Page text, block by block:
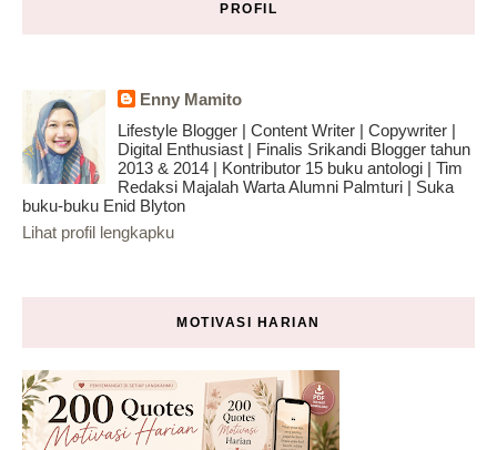
PROFIL
Enny Mamito
Lifestyle Blogger | Content Writer | Copywriter |
Digital Enthusiast | Finalis Srikandi Blogger tahun
2013 & 2014 | Kontributor 15 buku antologi | Tim
Redaksi Majalah Warta Alumni Palmturi | Suka
buku-buku Enid Blyton
Lihat profil lengkapku
MOTIVASI HARIAN